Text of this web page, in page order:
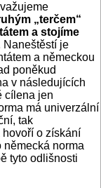
„terčem“
a stojíme
Naneštěstí je
a německou
poněkud
v následujících
cílena jen
má univerzální
tak
hovoří o získání
norma
tyto odlišnosti